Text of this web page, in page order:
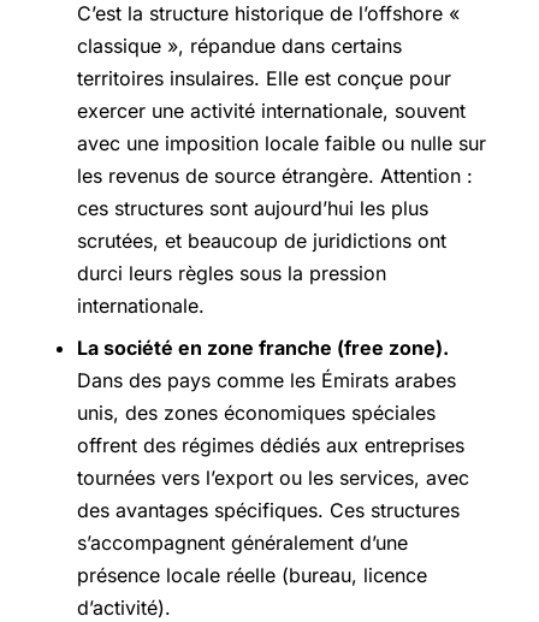
C’est la structure historique de l’offshore «
classique », répandue dans certains
territoires insulaires. Elle est conçue pour
exercer une activité internationale, souvent
avec une imposition locale faible ou nulle sur
les revenus de source étrangère. Attention :
ces structures sont aujourd’hui les plus
scrutées, et beaucoup de juridictions ont
durci leurs règles sous la pression
internationale.
La société en zone franche (free zone).
Dans des pays comme les Émirats arabes
unis, des zones économiques spéciales
offrent des régimes dédiés aux entreprises
tournées vers l’export ou les services, avec
des avantages spécifiques. Ces structures
s’accompagnent généralement d’une
présence locale réelle (bureau, licence
d’activité).